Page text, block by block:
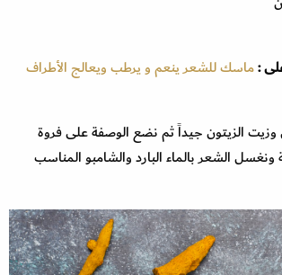
:ماسك للشعر ينعم و يرطب ويعالج الأطراف
الزيتون جيداً ثم نضع الوصفة على فروة
25 دقيقة ونغسل الشعر بالماء البارد والشامبو المناسب